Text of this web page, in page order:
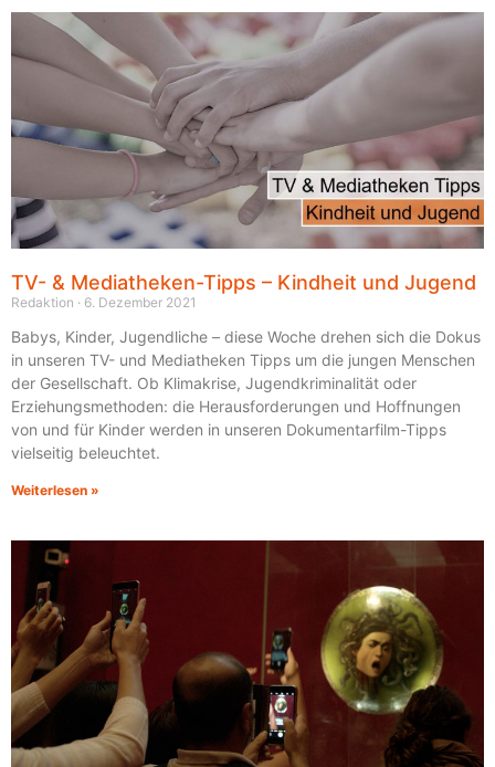
TV- & Mediatheken-Tipps – Kindheit und Jugend
Redaktion 6. Dezember 2021
Babys, Kinder, Jugendliche – diese Woche drehen sich die Dokus
in unseren TV- und Mediatheken Tipps um die jungen Menschen
der Gesellschaft. Ob Klimakrise, Jugendkriminalität oder
Erziehungsmethoden: die Herausforderungen und Hoffnungen
von und für Kinder werden in unseren Dokumentarfilm-Tipps
vielseitig beleuchtet.
Weiterlesen »